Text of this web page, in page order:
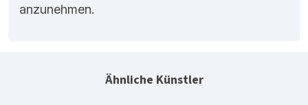
anzunehmen.
Ähnliche Künstler